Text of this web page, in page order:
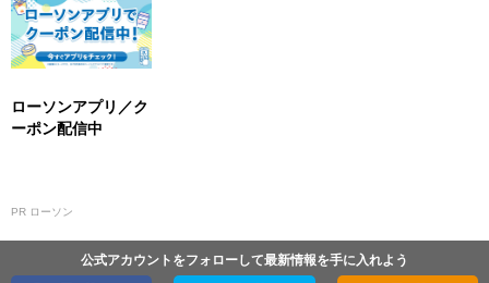
ローソンアプリ／ク
ーポン配信中
PR ローソン
公式アカウントをフォローして最新情報を手に入れよう